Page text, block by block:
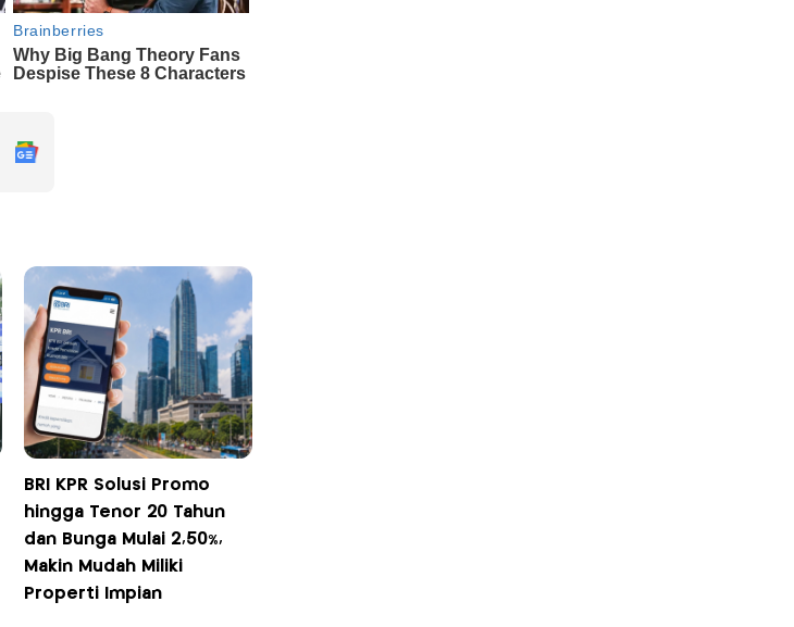
BRI KPR Solusi Promo
hingga Tenor 20 Tahun
dan Bunga Mulai 2,50%,
Makin Mudah Miliki
Properti Impian